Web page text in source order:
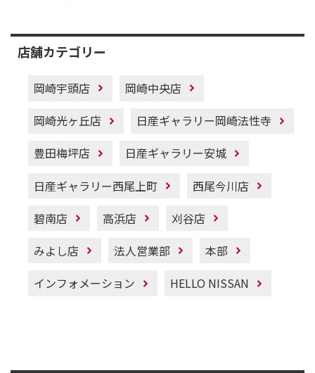
店舗カテゴリー
岡崎宇頭店
岡崎中央店
岡崎光ヶ丘店
日産ギャラリー岡崎法性寺
豊田梅坪店
日産ギャラリー安城
日産ギャラリー西尾上町
西尾今川店
碧南店
高浜店
刈谷店
みよし店
法人営業部
本部
インフォメーション
HELLO NISSAN